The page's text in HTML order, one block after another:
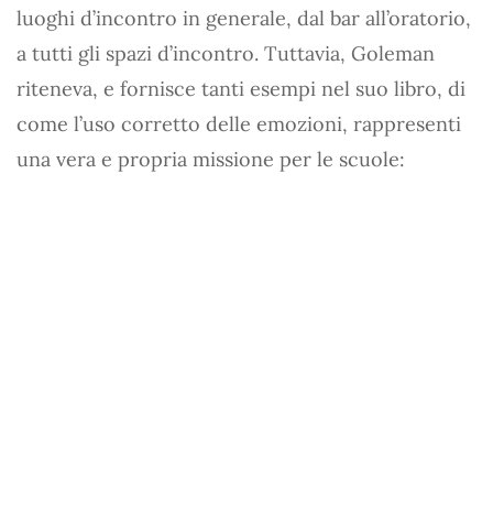
luoghi d’incontro in generale, dal bar all’oratorio,
a tutti gli spazi d’incontro. Tuttavia, Goleman
riteneva, e fornisce tanti esempi nel suo libro, di
come l’uso corretto delle emozioni, rappresenti
una vera e propria missione per le scuole: